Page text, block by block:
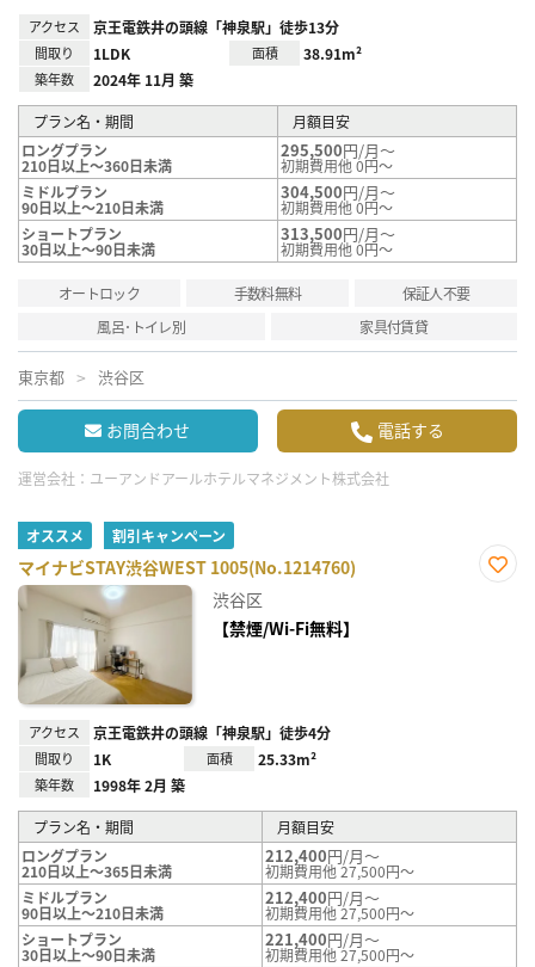
アクセス 京王電鉄井の頭線「神泉駅」徒歩13分
間取り 1LDK 面積 38.91m²
築年数 2024年 11月 築
プラン名・期間
月額目安
ロングプラン
210日以上～360日未満
295,500円/月～
初期費用他 0円～
ミドルプラン
90日以上～210日未満
304,500円/月～
初期費用他 0円～
ショートプラン
30日以上～90日未満
313,500円/月～
初期費用他 0円～
オートロック 手数料無料
保証人不要
風呂･トイレ別
家具付賃貸
東京都 渋谷区
お問合わせ 電話する
運営会社： ユーアンドアールホテルマネジメント株式会社
オススメ 割引キャンペーン
マイナビSTAY渋谷WEST 1005(No.1214760)
渋谷区
【禁煙/Wi-Fi無料】
アクセス 京王電鉄井の頭線「神泉駅」徒歩4分
間取り 1K 面積 25.33m²
築年数 1998年 2月 築
プラン名・期間
月額目安
ロングプラン
210日以上～365日未満
212,400円/月～
初期費用他 27,500円～
ミドルプラン
90日以上～210日未満
212,400円/月～
初期費用他 27,500円～
ショートプラン
30日以上～90日未満
221,400円/月～
初期費用他 27,500円～